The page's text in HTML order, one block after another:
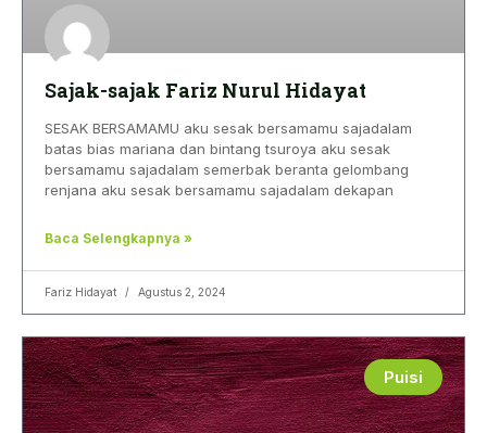
Sajak-sajak Fariz Nurul Hidayat
SESAK BERSAMAMU aku sesak bersamamu sajadalam
batas bias mariana dan bintang tsuroya aku sesak
bersamamu sajadalam semerbak beranta gelombang
renjana aku sesak bersamamu sajadalam dekapan
Baca Selengkapnya »
Fariz Hidayat Agustus 2, 2024
Puisi